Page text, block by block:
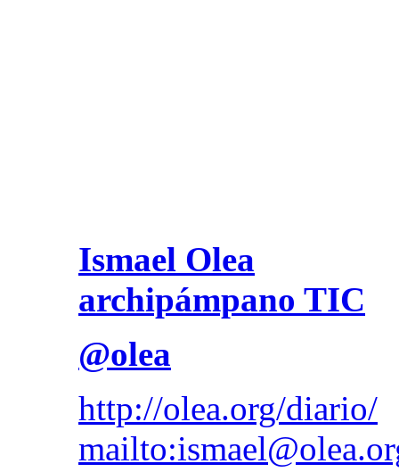
Ismael Olea
archipámpano TIC
@olea
http://olea.org/diario/